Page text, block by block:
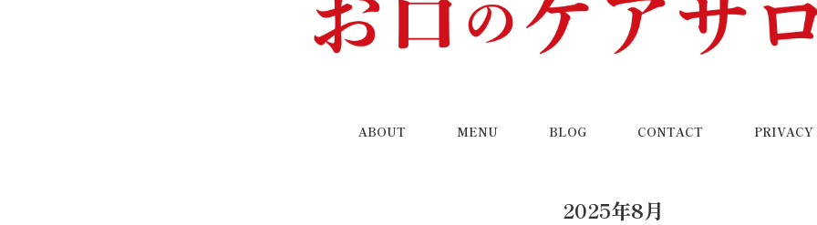
ABOUT MENU BLOG CONTACT
2025年8月